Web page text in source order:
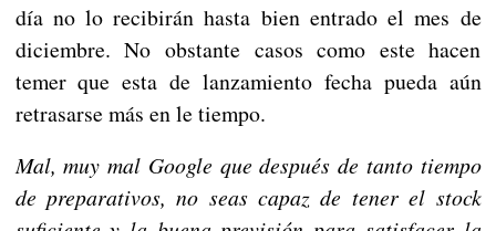
día no lo recibirán hasta bien entrado el mes de
diciembre. No obstante casos como este hacen
temer que esta de lanzamiento fecha pueda aún
retrasarse más en le tiempo.
Mal, muy mal Google que después de tanto tiempo
de preparativos, no seas capaz de tener el stock